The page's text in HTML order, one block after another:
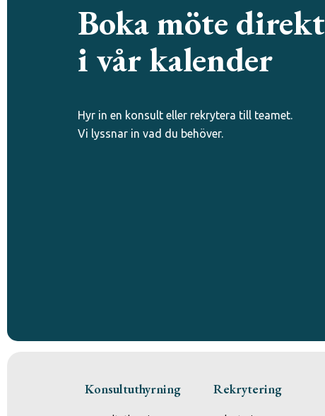
Boka möte direkt
i vår kalender
Hyr in en konsult eller rekrytera till teamet.
Vi lyssnar in vad du behöver.
Konsultuthyrning Rekrytering